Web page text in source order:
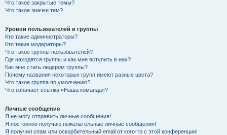
Что такое закрытые темы?
Что такое значки тем?
Уровни пользователей и группы
Кто такие администраторы?
Кто такие модераторы?
Что такое группы пользователей?
Где находятся группы и как мне вступить в них?
Как мне стать лидером группы?
Почему названия некоторых групп имеют разные цвета?
Что такое группа по умолчанию?
Что означает ссылка «Наша команда»?
Личные сообщения
Я не могу отправить личные сообщения!
Я постоянно получаю нежелательные личные сообщения!
Я получил спам или оскорбительный email от кого-то с этой конференции!